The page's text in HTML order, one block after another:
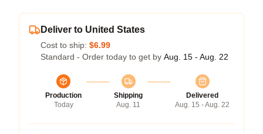
Deliver to United States
Cost to ship: $6.99
Standard - Order today to get by Aug. 15 - Aug. 22
Production
Today
Shipping
Aug. 11
Delivered
Aug. 15 - Aug. 22